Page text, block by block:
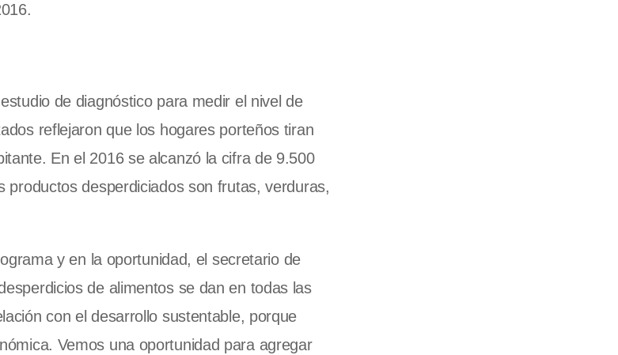
de diagnóstico para medir el nivel de
reflejaron que los hogares porteños tiran
En el 2016 se alcanzó la cifra de 9.500
productos desperdiciados son frutas, verduras,
y en la oportunidad, el secretario de
de alimentos se dan en todas las
con el desarrollo sustentable, porque
Vemos una oportunidad para agregar